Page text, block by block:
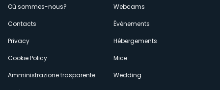
secondario
Où sommes-nous?
Contacts
Privacy
Cookie Policy
Amministrazione trasparente
Webcams
Événements
Hébergements
Mice
Wedding